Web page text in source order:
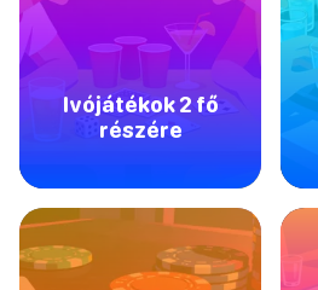
Ivójátékok 2 fő
részére